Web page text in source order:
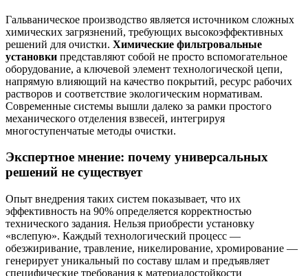
Гальваническое производство является источником сложных
химических загрязнений, требующих высокоэффективных
решений для очистки. Химические фильтровальные
установки представляют собой не просто вспомогательное
оборудование, а ключевой элемент технологической цепи,
напрямую влияющий на качество покрытий, ресурс рабочих
растворов и соответствие экологическим нормативам.
Современные системы вышли далеко за рамки простого
механического отделения взвесей, интегрируя
многоступенчатые методы очистки.
Экспертное мнение: почему универсальных
решений не существует
Опыт внедрения таких систем показывает, что их
эффективность на 90% определяется корректностью
технического задания. Нельзя приобрести установку
«вслепую». Каждый технологический процесс —
обезжиривание, травление, никелирование, хромирование —
генерирует уникальный по составу шлам и предъявляет
специфические требования к материалостойкости